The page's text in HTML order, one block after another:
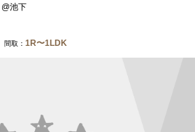
池下
間取： 1R〜1LDK